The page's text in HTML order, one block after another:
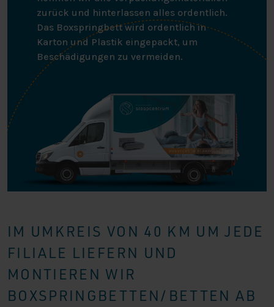
zurück und hinterlassen alles ordentlich.
Das Boxspringbett wird ordentlich in
Karton und Plastik eingepackt, um
Beschädigungen zu vermeiden.
IM UMKREIS VON 40 KM UM JEDE
FILIALE LIEFERN UND
MONTIEREN WIR
BOXSPRINGBETTEN/BETTEN AB